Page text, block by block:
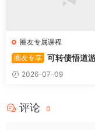
圈友专属课程
圈友专享 可转债悟道
奇系列悟道系列守正系
卓妍
2026-07-09
评论 0